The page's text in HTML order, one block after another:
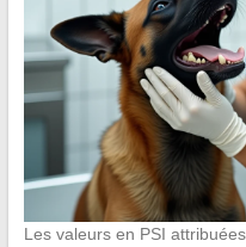
Les valeurs en PSI